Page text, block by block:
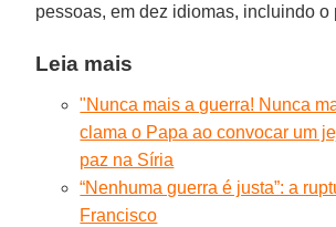
pessoas, em dez idiomas, incluindo o
Leia mais
"Nunca mais a guerra! Nunca
clama o Papa ao convocar um
paz na Síria
“Nenhuma guerra é justa”: a
Francisco